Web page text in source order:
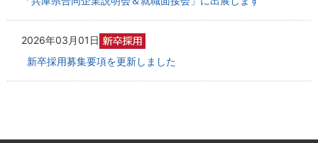
2026年03月01日
新卒採用募集要項を更新しました